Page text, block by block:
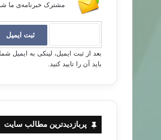
مشترک خبرنامه‌ی ما
بعد از ثبت ایمیل، لینکی به ایمیل
باید آن را تایید کنید.
پربازدیدترین مطالب سایت